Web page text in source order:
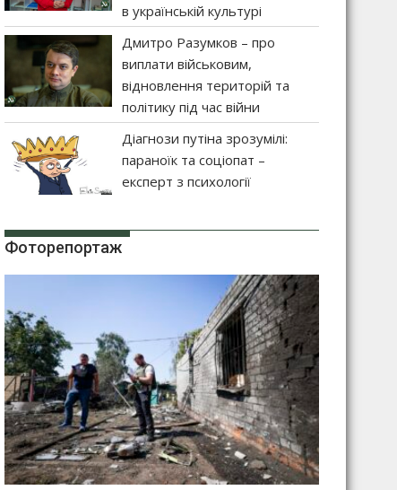
в українській культурі
Дмитро Разумков – про
виплати військовим,
відновлення територій та
політику під час війни
Діагнози путіна зрозумілі:
параноїк та соціопат –
експерт з психології
Фоторепортаж